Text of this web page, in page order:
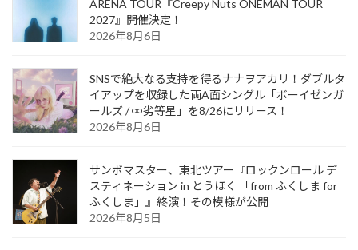
ARENA TOUR『Creepy Nuts ONEMAN TOUR
2027』開催決定！
2026年8月6日
SNSで絶大なる支持を得るナナヲアカリ！ダブルタ
イアップを収録した両A面シングル「ボーイゼンガ
ールズ / ∞劣等星」を8/26にリリース！
2026年8月6日
サンボマスター、東北ツアー『ロックンロール デ
スティネーション in とうほく 「from ふくしま for
ふくしま」』終演！その模様が公開
2026年8月5日